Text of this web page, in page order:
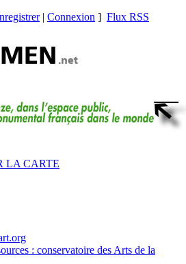
| Connexion ] Flux RSS
LA CARTE
: conservatoire des Arts de la